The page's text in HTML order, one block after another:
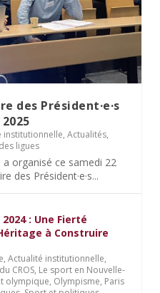
des Président·e·s
institutionnelle,Actualités,
ligues
a organisé ce samedi 22
des Président·e·s...
: Une Fierté
à Construire
,Actualité institutionnelle,
CROS, Le sport en Nouvelle-
olympique, Olympisme, Paris